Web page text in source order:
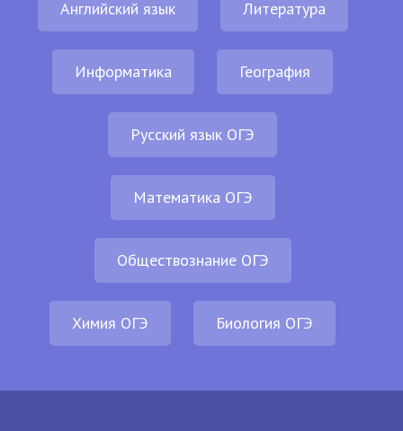
Английский язык Литература
Информатика География
Русский язык ОГЭ
Математика ОГЭ
Обществознание ОГЭ
Химия ОГЭ Биология ОГЭ